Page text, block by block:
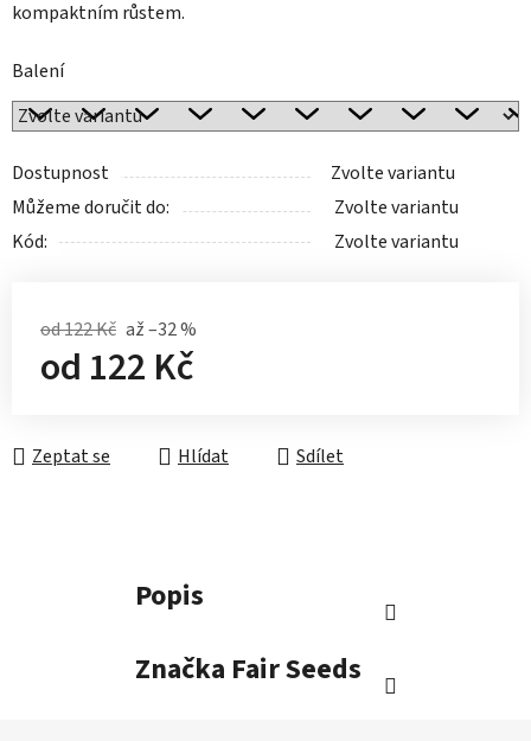
kompaktním růstem.
Balení
Dostupnost
Zvolte variantu
Můžeme doručit do:
Zvolte variantu
Kód:
Zvolte variantu
od 122 Kč až –32 %
od 122 Kč
Zeptat se
Hlídat Sdílet
Popis
Značka Fair Seeds